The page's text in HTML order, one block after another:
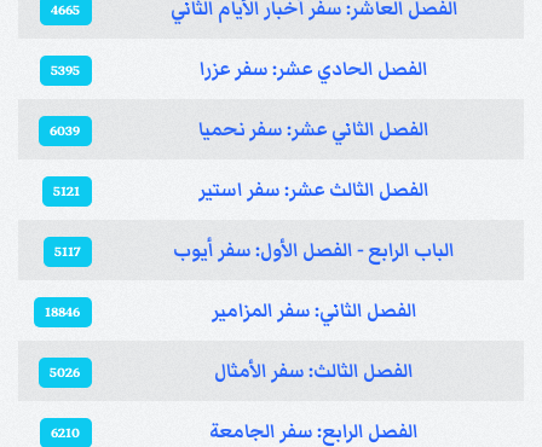
الفصل العاشر: سفر أخبار الأيام الثاني 4665
الفصل الحادي عشر: سفر عزرا 5395
الفصل الثاني عشر: سفر نحميا 6039
الفصل الثالث عشر: سفر استير 5121
الباب الرابع - الفصل الأول: سفر أيوب 5117
الفصل الثاني: سفر المزامير 18846
الفصل الثالث: سفر الأمثال 5026
الفصل الرابع: سفر الجامعة 6210